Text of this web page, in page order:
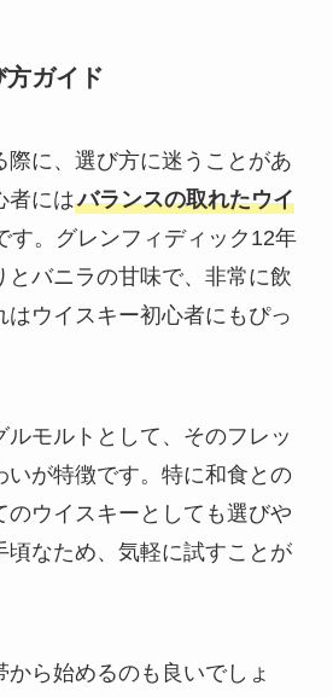
ガイド
際に、選び方に迷うことがあ
者にはバランスの取れたウイ
す。グレンフィディック12年
とバニラの甘味で、非常に飲
はウイスキー初心者にもぴっ
ルモルトとして、そのフレッ
いが特徴です。特に和食との
のウイスキーとしても選びや
頃なため、気軽に試すことが
から始めるのも良いでしょ